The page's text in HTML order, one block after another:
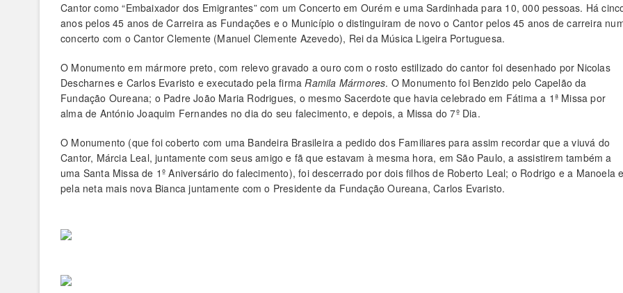
Cantor como “Embaixador dos Emigrantes” com um Concerto em Ourém e uma Sardinhada para 10, 000 pessoas. Há
anos pelos 45 anos de Carreira as Fundações e o Município o distinguiram de novo o Cantor pelos 45 anos de carreira
concerto com o Cantor Clemente (Manuel Clemente Azevedo), Rei da Música Ligeira Portuguesa.
O Monumento em mármore preto, com relevo gravado a ouro com o rosto estilizado do cantor foi desenhado por Nicolas
Descharnes e Carlos Evaristo e executado pela firmaRamila Mármores. O Monumento foi Benzido pelo Capelão da
Fundação Oureana; o Padre João Maria Rodrigues, o mesmo Sacerdote que havia celebrado em Fátima a 1ª Missa por
alma de António Joaquim Fernandes no dia do seu falecimento, e depois, a Missa do 7º Dia.
O Monumento (que foi coberto com uma Bandeira Brasileira a pedido dos Familiares para assim recordar que a viuvá do
Cantor, Márcia Leal, juntamente com seus amigo e fã que estavam à mesma hora, em São Paulo, a assistirem também a
uma Santa Missa de 1º Aniversário do falecimento), foi descerrado por dois filhos de Roberto Leal; o Rodrigo e a Manoela
pela neta mais nova Bianca juntamente com o Presidente da Fundação Oureana, Carlos Evaristo.